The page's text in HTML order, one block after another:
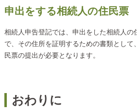
申出をする相続人の住民票
相続人申告登記では、申出をした相続人の
で、その住所を証明するための書類として
民票の提出が必要となります。
おわりに